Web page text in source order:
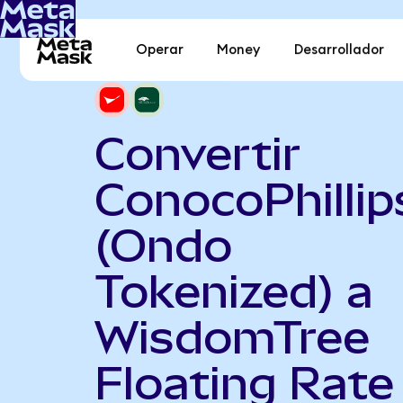
Operar Money Desarrollador
Convertir
(Ondo
Tokenized) a
WisdomTree
Floating Rate